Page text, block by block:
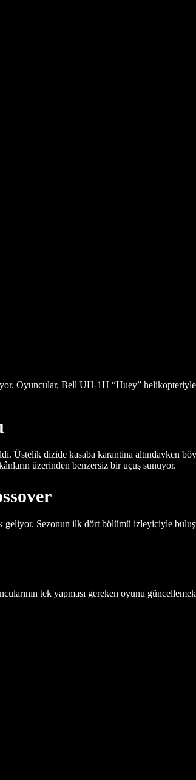
Oyuncular, Bell UH-1H “Huey”
dizide kasaba karantina altındayken
üzerinden benzersiz bir uçuş sunuyor.
Sezonun ilk dört bölümü izleyiciyle
tek yapması gereken oyunu